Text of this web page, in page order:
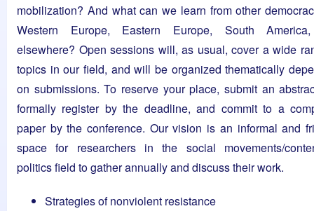
mobilization? And what can we learn from other
Western Europe, Eastern Europe, South
elsewhere? Open sessions will, as usual, cover a wide
topics in our field, and will be organized thematically
on submissions. To reserve your place, submit an
formally register by the deadline, and commit to a
paper by the conference. Our vision is an informal and
space for researchers in the social movements/
politics field to gather annually and discuss their work.
Strategies of nonviolent resistance